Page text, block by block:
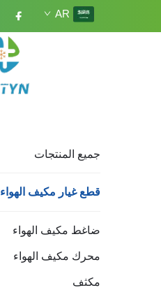
AR
جميع المنتجات
قطع غيار مكيف الهواء
ضاغط مكيف الهواء
محرك مكيف الهواء
مكثف